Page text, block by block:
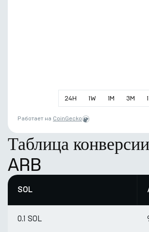
24H 1W 1M 3M 1
Работает на CoinGecko
Таблица
ARB
SOL
0.1 SOL